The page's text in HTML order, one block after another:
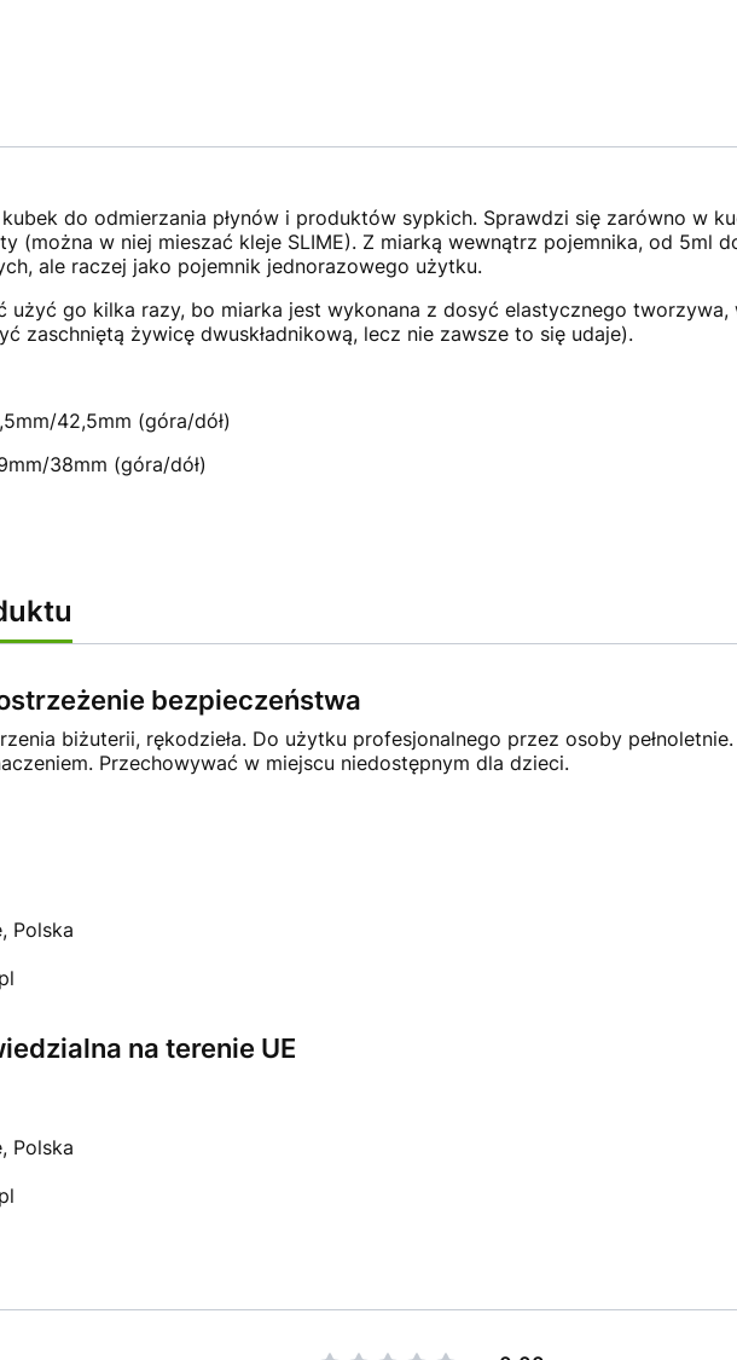
do odmierzania płynów i produktów sypkich. Sprawdzi się zarówno w
(można w niej mieszać kleje SLIME). Z miarką wewnątrz pojemnika, od 5ml
ale raczej jako pojemnik jednorazowego użytku.
użyć go kilka razy, bo miarka jest wykonana z dosyć elastycznego tworzywa,
zaschniętą żywicę dwuskładnikową, lecz nie zawsze to się udaje).
42,5mm (góra/dół)
38mm (góra/dół)
bezpieczeństwa
biżuterii, rękodzieła. Do użytku profesjonalnego przez osoby
Przechowywać w miejscu niedostępnym dla dzieci.
Polska
na terenie UE
Polska